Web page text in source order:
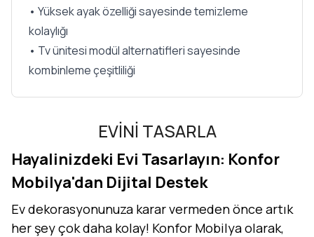
• Yüksek ayak özelliği sayesinde temizleme
kolaylığı
• Tv ünitesi modül alternatifleri sayesinde
kombinleme çeşitliliği
EVİNİ TASARLA
Hayalinizdeki Evi Tasarlayın: Konfor
Mobilya'dan Dijital Destek
Ev dekorasyonunuza karar vermeden önce artık
her şey çok daha kolay! Konfor Mobilya olarak,